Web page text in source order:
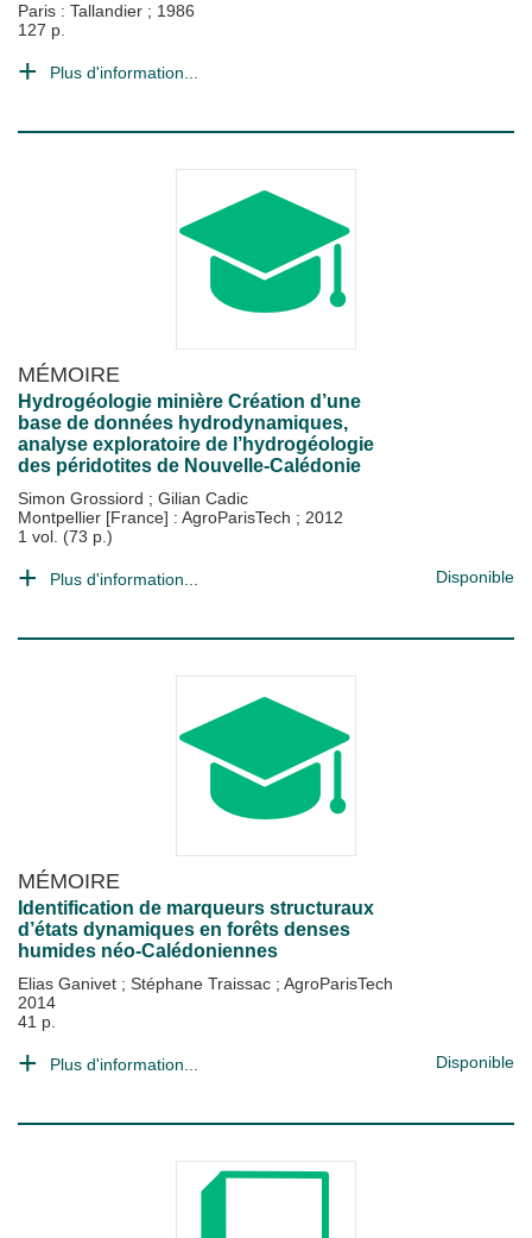
Paris : Tallandier ; 1986
127 p.
Plus d'information...
MÉMOIRE
Hydrogéologie minière Création d’une
base de données hydrodynamiques,
analyse exploratoire de l’hydrogéologie
des péridotites de Nouvelle-Calédonie
Simon Grossiord ; Gilian Cadic
Montpellier [France] : AgroParisTech ; 2012
1 vol. (73 p.)
Plus d'information... Disponible
MÉMOIRE
Identification de marqueurs structuraux
d’états dynamiques en forêts denses
humides néo-Calédoniennes
Elias Ganivet ; Stéphane Traissac ; AgroParisTech
2014
41 p.
Plus d'information... Disponible